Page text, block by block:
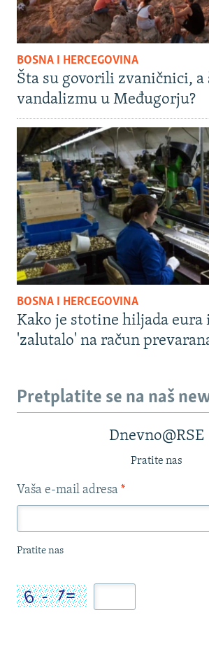
BOSNA I HERCEGOVINA
Šta su govorili zvaničnici, a
vandalizmu u Međugorju?
BOSNA I HERCEGOVINA
Kako je stotine hiljada eura
'zalutalo' na račun
Pretplatite se na naš
Dnevno@RSE
Pratite nas
Vaša e-mail adresa *
Pratite nas